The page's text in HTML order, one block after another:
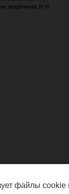
академика И.Н.
файлы cookie